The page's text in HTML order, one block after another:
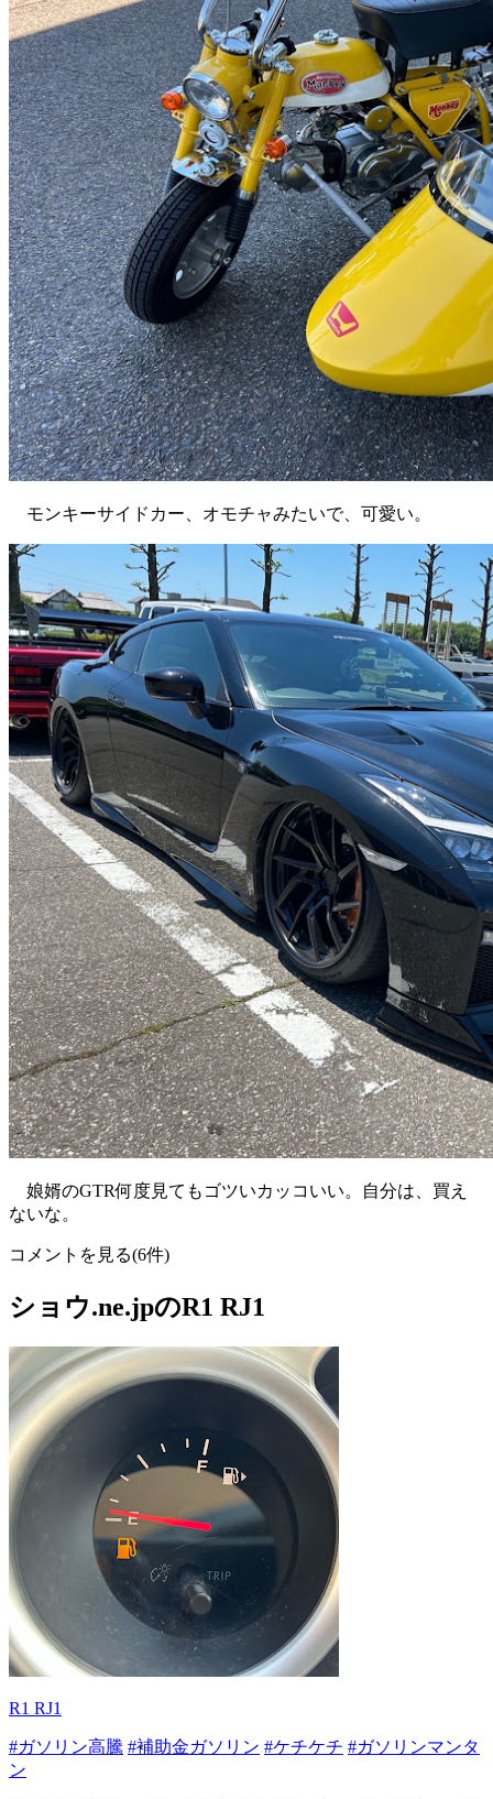
モンキーサイドカー、オモチャみたいで、可愛い。
娘婿のGTR何度見てもゴツいカッコいい。自分は、買え
ないな。
コメントを見る(6件)
ショウ.ne.jpのR1 RJ1
R1 RJ1
#ガソリン高騰 #補助金ガソリン #ケチケチ #ガソリンマンタ
ン